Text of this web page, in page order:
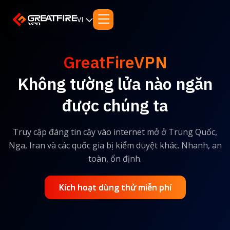
VI
GreatFireVPN
Không tường lửa nào ngăn
được chúng ta
Truy cập đáng tin cậy vào internet mở ở Trung Quốc,
Nga, Iran và các quốc gia bị kiểm duyệt khác. Nhanh, an
toàn, ổn định.
Kích hoạt dùng thử miễn phí
Kích hoạt dùng thử miễn phí